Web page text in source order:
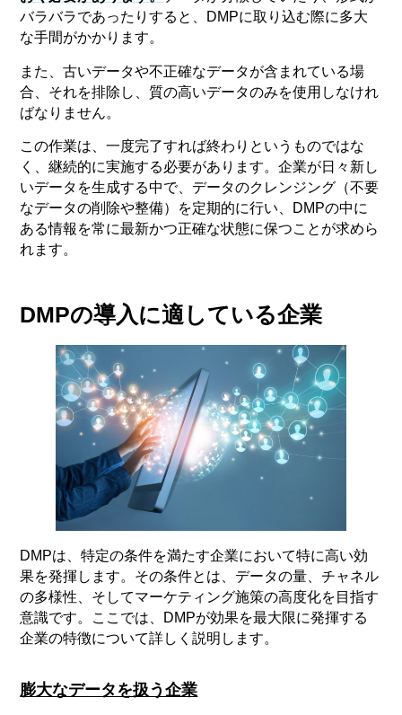
バラバラであったりすると、DMPに取り込む際に多大
な手間がかかります。
また、古いデータや不正確なデータが含まれている場
合、それを排除し、質の高いデータのみを使用しなけれ
ばなりません。
この作業は、一度完了すれば終わりというものではな
く、継続的に実施する必要があります。企業が日々新し
いデータを生成する中で、データのクレンジング（不要
なデータの削除や整備）を定期的に行い、DMPの中に
ある情報を常に最新かつ正確な状態に保つことが求めら
れます。
DMPの導入に適している企業
DMPは、特定の条件を満たす企業において特に高い効
果を発揮します。その条件とは、データの量、チャネル
の多様性、そしてマーケティング施策の高度化を目指す
意識です。ここでは、DMPが効果を最大限に発揮する
企業の特徴について詳しく説明します。
膨大なデータを扱う企業